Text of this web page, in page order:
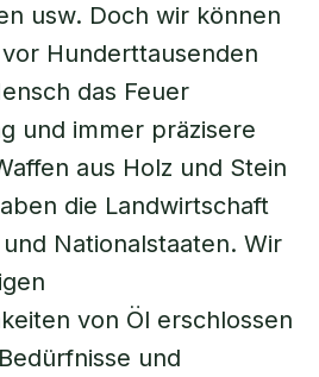
usw. Doch wir können
Hunderttausenden
das Feuer
und immer präzisere
aus Holz und Stein
die Landwirtschaft
Nationalstaaten. Wir
von Öl erschlossen
und